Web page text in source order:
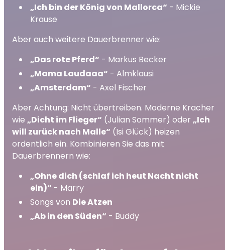
„Ich bin der König von Mallorca“ - Mickie
Krause
Aber auch weitere Dauerbrenner wie:
„Das rote Pferd“ - Markus Becker
„Mama Laudaaa“ - Almklausi
„Amsterdam“ - Axel Fischer
Aber Achtung: Nicht übertreiben. Moderne Kracher
wie „Dicht im Flieger“ (Julian Sommer) oder „Ich
will zurück nach Malle“ (Isi Glück) heizen
ordentlich ein. Kombinieren Sie das mit
Dauerbrennern wie:
„Ohne dich (schlaf ich heut Nacht nicht
ein)“ - Marry
Songs von Die Atzen
„Ab in den Süden“ - Buddy